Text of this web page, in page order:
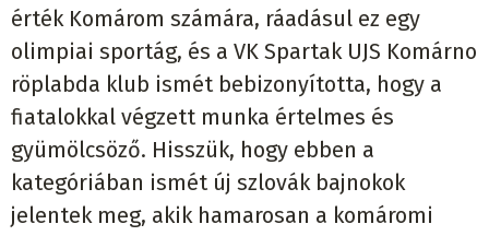
érték Komárom számára, ráadásul ez egy
olimpiai sportág, és a VK Spartak UJS Komárno
röplabda klub ismét bebizonyította, hogy a
fiatalokkal végzett munka értelmes és
gyümölcsöző. Hisszük, hogy ebben a
kategóriában ismét új szlovák bajnokok
jelentek meg, akik hamarosan a komáromi